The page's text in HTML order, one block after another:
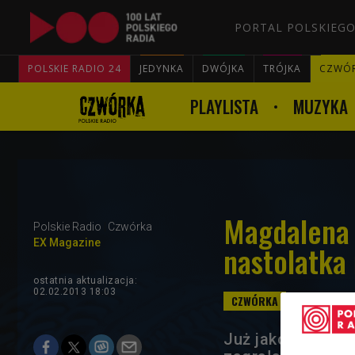
PORTAL
POLSKIE RADIO 24 JEDYNKA DWÓJKA TRÓJKA
PLAYLISTA MUZYKA
Polskie Radio
Czwórka
EX Magazine
ostatnia aktualizacja:
02.02.2013 18:03
Już jako